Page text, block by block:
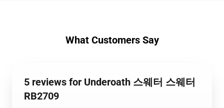
What Customers Say
5 reviews for Underoath 스웨터 스웨터
RB2709